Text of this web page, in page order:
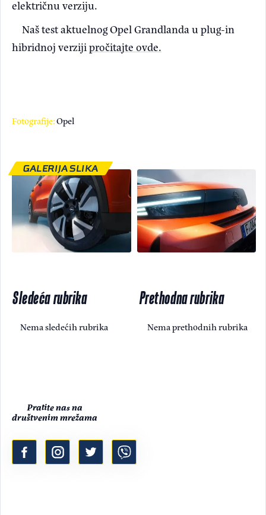
električnu verziju.
Naš test aktuelnog Opel Grandlanda u plug-in
hibridnoj verziji pročitajte ovde.
Fotografije:Opel
GALERIJA SLIKA
Sledeća rubrika
Nema sledećih rubrika
Prethodna rubrika
Nema prethodnih rubrika
Pratite nas na
društvenim mrežama